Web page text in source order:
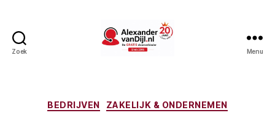
Zoek Menu
Categorieën
BEDRIJVEN ZAKELIJK & ONDERNEMEN